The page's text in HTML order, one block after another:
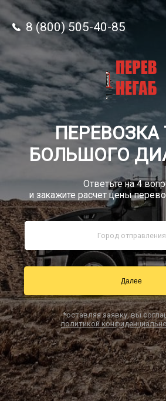
8
Звонок по
8 (800) 505-40-85
ПЕРЕВОЗКА
БОЛЬШОГО
Ответьте на 4
и закажите расчет цены
Далее
*оставляя заявку, вы
политикой